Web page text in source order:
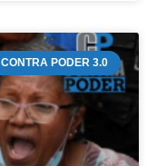
CONTRA PODER 3.0